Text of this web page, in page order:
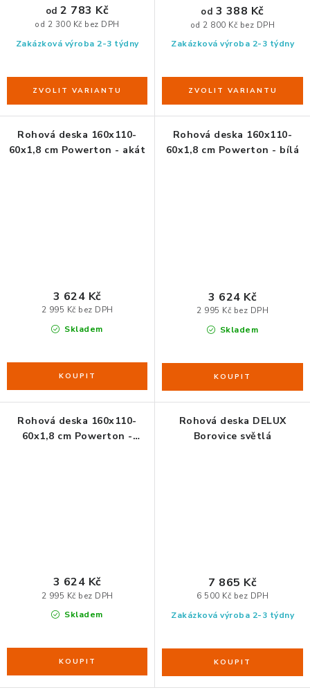
Zakázková výroba 2-3 týdny
od 2 300 Kč bez DPH
od 2 783 Kč
Zakázková výroba 2-3 týdny
od 2 800 Kč bez DPH
od 3 388 Kč
Rohová deska 160x110-
60x1,8 cm Powerton - akát
Skladem
2 995 Kč bez DPH
3 624 Kč
Rohová deska 160x110-
60x1,8 cm Powerton - bílá
Skladem
2 995 Kč bez DPH
3 624 Kč
Rohová deska 160x110-
60x1,8 cm Powerton -
Skladem
2 995 Kč bez DPH
3 624 Kč
Rohová deska DELUX
Borovice světlá
Zakázková výroba 2-3 týdny
6 500 Kč bez DPH
7 865 Kč